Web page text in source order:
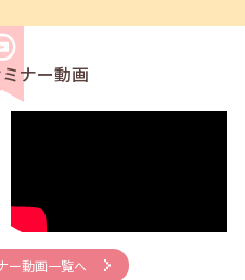
可】求人のリアルを知る人事担
13:20
在職者 学生 求職者
健康セルフケア 14:00～14:30
ナー動画
ー動画一覧へ